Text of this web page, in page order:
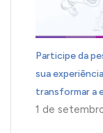
Participe da
sua
transformar a
1 de